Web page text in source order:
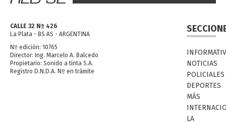
CALLE 32 Nº 426
La Plata - BS AS - ARGENTINA
Nº edición: 10765
Director: Ing. Marcelo A. Balcedo
Propietario: Sonido a tinta S.A.
Registro D.N.D.A. Nº en trámite
NOTICIAS
POLICIALES
DEPORTES
MÁS
LA